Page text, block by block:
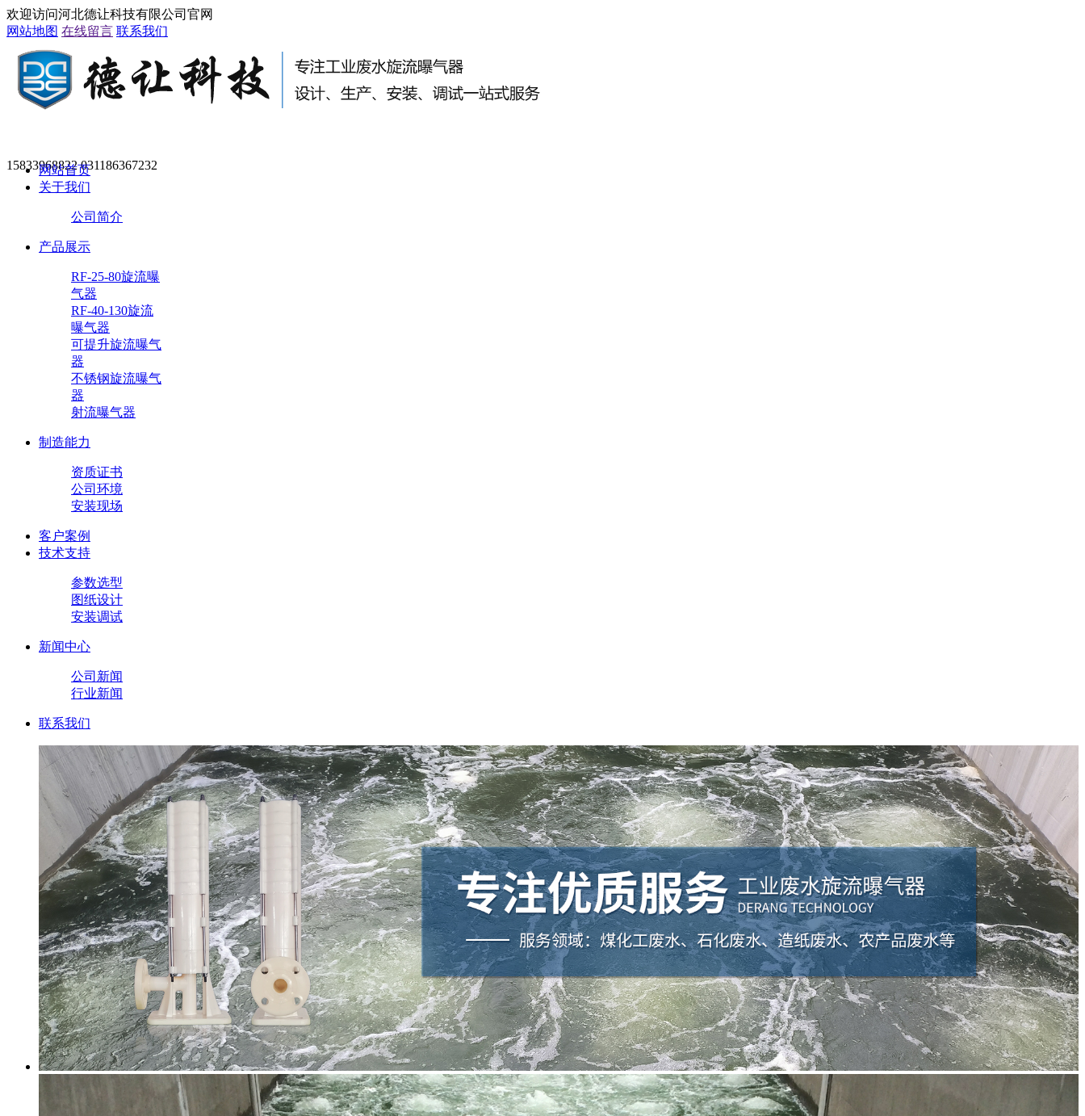
欢迎访问河北德让科技有限公司官网
网站地图 在线留言 联系我们
15833968822 031186367232
网站首页
关于我们
公司简介
产品展示
RF-25-80旋流曝
气器
RF-40-130旋流
曝气器
可提升旋流曝气
器
不锈钢旋流曝气
器
射流曝气器
制造能力
资质证书
公司环境
安装现场
客户案例
技术支持
参数选型
图纸设计
安装调试
新闻中心
公司新闻
行业新闻
联系我们